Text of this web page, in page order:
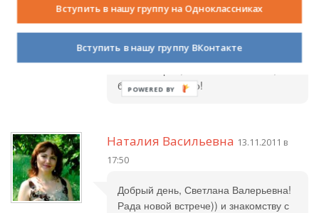
Светлана Валерьевна 13.11.2011 в
17:29
Очень приятно получить Ваш
большое спасибо!
Наталия Васильевна 13.11.2011 в
17:50
Добрый день, Светлана Валерьевна!
Рада новой встрече)) и знакомству с
Вступить в нашу группу на Одноклассниках
Вступить в нашу группу ВКонтакте